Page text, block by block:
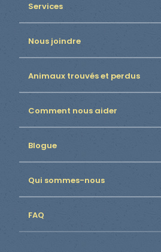
Services
Nous joindre
Animaux trouvés et perdus
Comment nous aider
Blogue
Qui sommes-nous
FAQ